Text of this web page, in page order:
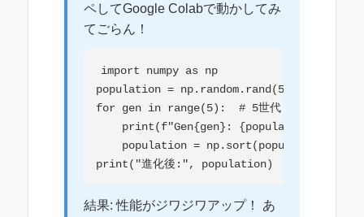
ペしてGoogle Colabで動かしてみ
てごらん！
import numpy as np
population = np.random.rand(5) * 10  # 初期
for gen in range(5):  # 5世代
    print(f"Gen{gen}: {population}")
population = np.sort(population)[-
print("進化後:", population)
結果: 性能がジワジワアップ！ あ